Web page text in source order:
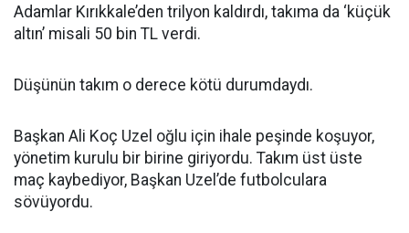
Adamlar Kırıkkale’den trilyon kaldırdı, takıma da ‘küçük
altın’ misali 50 bin TL verdi.
Düşünün takım o derece kötü durumdaydı.
Başkan Ali Koç Uzel oğlu için ihale peşinde koşuyor,
yönetim kurulu bir birine giriyordu. Takım üst üste
maç kaybediyor, Başkan Uzel’de futbolculara
sövüyordu.